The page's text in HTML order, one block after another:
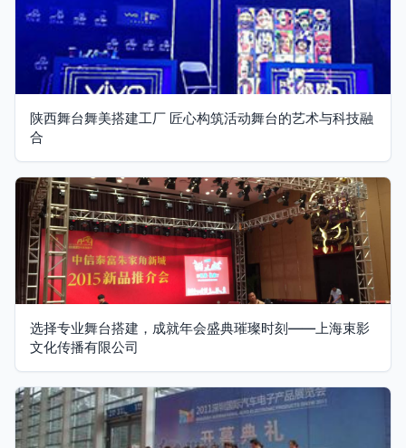
陕西舞台舞美搭建工厂 匠心构筑活动舞台的艺术与科技融
合
选择专业舞台搭建，成就年会盛典璀璨时刻——上海束影
文化传播有限公司